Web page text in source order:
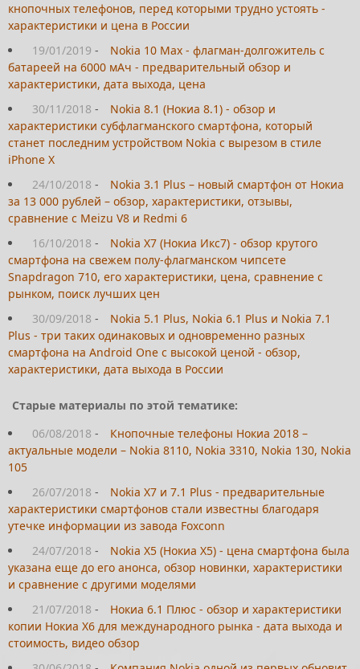
кнопочных телефонов, перед которыми трудно устоять -
характеристики и цена в России
19/01/2019 -
Nokia 10 Max - флагман-долгожитель с
батареей на 6000 мАч - предварительный обзор и
характеристики, дата выхода, цена
30/11/2018 -
Nokia 8.1 (Нокиа 8.1) - обзор и
характеристики субфлагманского смартфона, который
станет последним устройством Nokia с вырезом в стиле
iPhone X
24/10/2018 -
Nokia 3.1 Plus – новый смартфон от Нокиа
за 13 000 рублей – обзор, характеристики, отзывы,
сравнение с Meizu V8 и Redmi 6
16/10/2018 -
Nokia X7 (Нокиа Икс7) - обзор крутого
смартфона на свежем полу-флагманском чипсете
Snapdragon 710, его характеристики, цена, сравнение с
рынком, поиск лучших цен
30/09/2018 -
Nokia 5.1 Plus, Nokia 6.1 Plus и Nokia 7.1
Plus - три таких одинаковых и одновременно разных
смартфона на Android One с высокой ценой - обзор,
характеристики, дата выхода в России
Старые материалы по этой тематике:
06/08/2018 -
Кнопочные телефоны Нокиа 2018 –
актуальные модели – Nokia 8110, Nokia 3310, Nokia 130, Nokia
105
26/07/2018 -
Nokia X7 и 7.1 Plus - предварительные
характеристики смартфонов стали известны благодаря
утечке информации из завода Foxconn
24/07/2018 -
Nokia X5 (Нокиа Х5) - цена смартфона была
указана еще до его анонса, обзор новинки, характеристики
и сравнение с другими моделями
21/07/2018 -
Нокиа 6.1 Плюс - обзор и характеристики
копии Нокиа Х6 для международного рынка - дата выхода и
стоимость, видео обзор